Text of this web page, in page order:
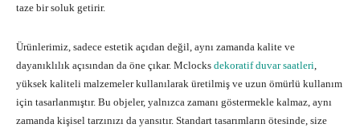
taze bir soluk getirir.
Ürünlerimiz, sadece estetik açıdan değil, aynı zamanda kalite ve
dayanıklılık açısından da öne çıkar. Mclocks dekoratif duvar saatleri,
yüksek kaliteli malzemeler kullanılarak üretilmiş ve uzun ömürlü kullanım
için tasarlanmıştır. Bu objeler, yalnızca zamanı göstermekle kalmaz, aynı
zamanda kişisel tarzınızı da yansıtır. Standart tasarımların ötesinde, size